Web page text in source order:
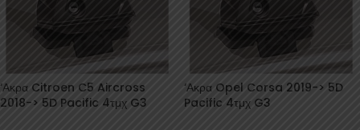
‘Ακρα Citroen C5 Aircross
2018-> 5D Pacific 4τμχ G3
‘Ακρα Opel Corsa 2019-> 5D
Pacific 4τμχ G3